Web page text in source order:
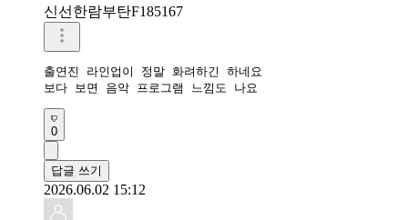
신선한람부탄F185167
출연진 라인업이 정말 화려하긴 하네요
보다 보면 음악 프로그램 느낌도 나요
0
답글 쓰기
2026.06.02 15:12